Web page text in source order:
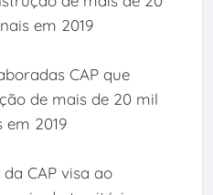
em 2019
CAP que
de mais de 20 mil
em 2019
CAP visa ao